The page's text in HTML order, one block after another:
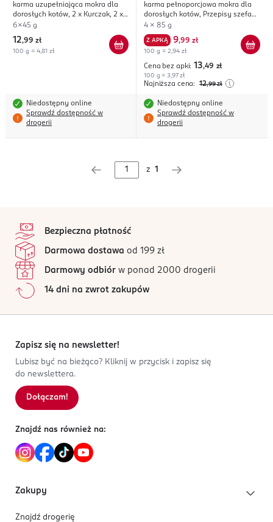
Soup'Royale
karma uzupełniająca mokra dla
dorosłych kotów, 2 x Kurczak, 2 x
Indyk, 2 x Wołowina
6x45 g
12,99 zł
100 g = 4,81 zł
Niedostępny online
Sprawdź dostępność w
drogerii
karma pełnoporcjowa mokra dla
dorosłych kotów, Przepisy szefa
kuchni z warzywami, w sosie
4 x 85 g
Z APKĄ 9,99 zł
100 g = 2,94 zł
Cena bez apki: 13,49 zł
100 g = 3,97 zł
Najniższa cena: 12,99 zł
Niedostępny online
Sprawdź dostępność w
drogerii
z 1
Bezpieczna płatność
Darmowa dostawa od 199 zł
Darmowy odbiór w ponad 2000 drogerii
14 dni na zwrot zakupów
Zapisz się na newsletter!
Lubisz być na bieżąco? Kliknij w przycisk i zapisz się
do newslettera.
Dołączam!
Znajdź nas również na:
Zakupy
Znajdź drogerię